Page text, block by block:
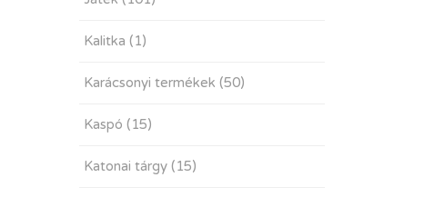
Kalitka (1)
Karácsonyi termékek (50)
Kaspó (15)
Katonai tárgy (15)